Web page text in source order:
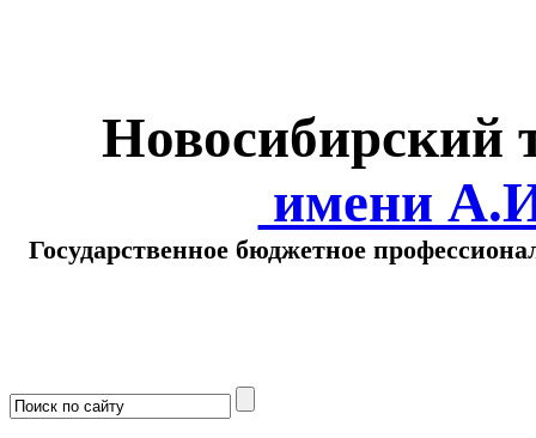
Новосибирский
имени
Государственное бюджетное